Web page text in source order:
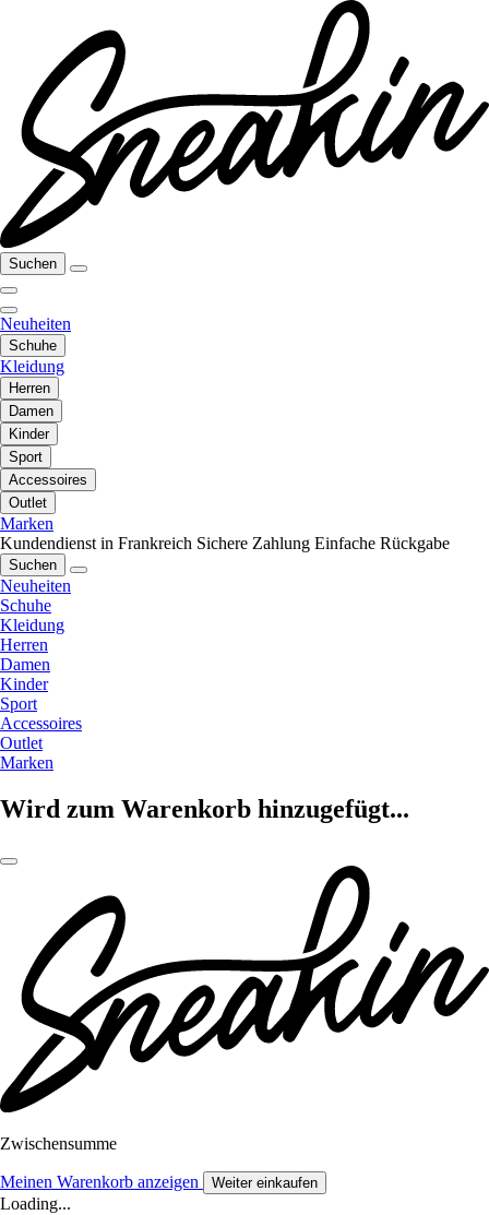
Suchen
Neuheiten
Schuhe
Kleidung
Herren
Damen
Kinder
Sport
Accessoires
Outlet
Marken
Kundendienst in Frankreich Sichere Zahlung Einfache Rückgabe
Suchen
Neuheiten
Schuhe
Kleidung
Herren
Damen
Kinder
Sport
Accessoires
Outlet
Marken
Wird zum Warenkorb hinzugefügt...
Zwischensumme
Meinen Warenkorb anzeigen Weiter einkaufen
Loading...